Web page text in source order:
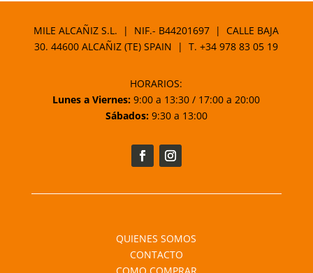
40,10 €.34,09 €.
MILE ALCAÑIZ S.L. | NIF.- B44201697 | CALLE BAJA
30. 44600 ALCAÑIZ (TE) SPAIN | T.+34 978 83 05 19
HORARIOS:
Lunes a Viernes: 9:00 a 13:30 / 17:00 a 20:00
Sábados:9:30 a 13:00
QUIENES SOMOS
CONTACTO